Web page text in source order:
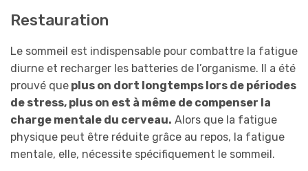
Restauration
Le sommeil est indispensable pour combattre la fatigue
diurne et recharger les batteries de l’organisme. Il a été
prouvé que plus on dort longtemps lors de périodes
de stress, plus on est à même de compenser la
charge mentale du cerveau. Alors que la fatigue
physique peut être réduite grâce au repos, la fatigue
mentale, elle, nécessite spécifiquement le sommeil.